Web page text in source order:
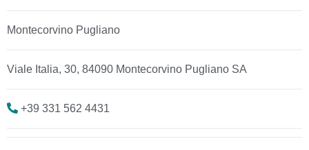
Montecorvino Pugliano
Viale Italia, 30, 84090 Montecorvino Pugliano SA
+39 331 562 4431